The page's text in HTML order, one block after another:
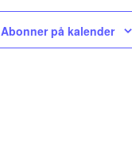
Abonner på kalender